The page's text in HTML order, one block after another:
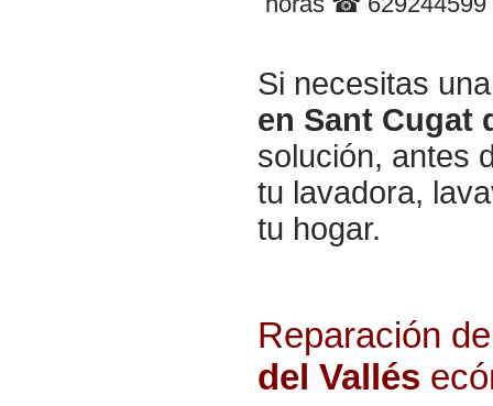
Si necesitas
en Sant Cugat
solución, antes
tu lavadora,
tu hogar.
Reparación
del Vallés